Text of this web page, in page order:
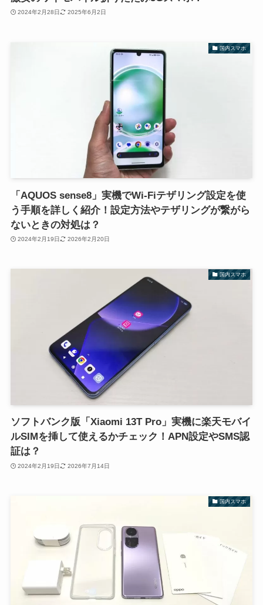
2024年2月28日 2025年6月2日
国内スマホ
「AQUOS sense8」実機でWi-Fiテザリング設定を使
う手順を詳しく紹介！設定方法やテザリングが繋がら
ないときの対処は？
2024年2月19日 2026年2月20日
国内スマホ
ソフトバンク版「Xiaomi 13T Pro」実機に楽天モバイ
ルSIMを挿して使えるかチェック！APN設定やSMS認
証は？
2024年2月19日 2026年7月14日
国内スマホ